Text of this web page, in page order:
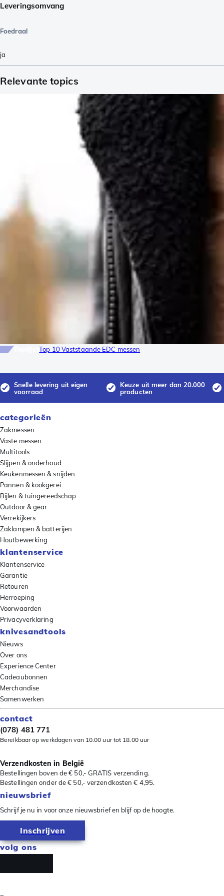
Leveringsomvang
Foedraal
ja
Relevante topics
ToplijstTop 10 Vaststaande EDC messen
Snelle levering uit eigen
voorraad
Keuze uit meer dan 20.000
producten
categorieën
Zakmessen
Vaste messen
Multitools
Slijpen & onderhoud
Keukenmessen & snijden
Pannen & kookgerei
Bijlen & tuingereedschap
Outdoor & gear
Verrekijkers
Zaklampen & batterijen
Houtbewerking
klantenservice
Klantenservice
Garantie
Retouren
Herroeping
Voorwaarden
Privacyverklaring
knivesandtools
Nieuws
Over ons
Experience Center
Cadeaubonnen
Merchandise
Samenwerken
contact
(078) 481 771
Bereikbaar op werkdagen van 10.00 uur tot 18.00 uur
Verzendkosten in België
Bestellingen boven de € 50,- GRATIS verzending.
Bestellingen onder de € 50,- verzendkosten € 4,95.
nieuwsbrief
Schrijf je nu in voor onze nieuwsbrief en blijf op de hoogte.
Inschrijven
volg ons